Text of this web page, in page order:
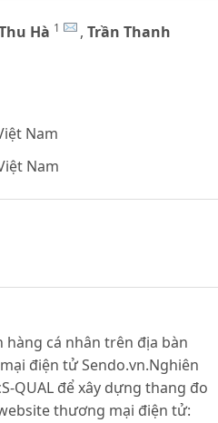
Hà 1 , Trần Thanh
Nam
Nam
cá nhân trên địa bàn
điện tử Sendo.vn.Nghiên
QUAL để xây dựng thang đo
thương mại điện tử: